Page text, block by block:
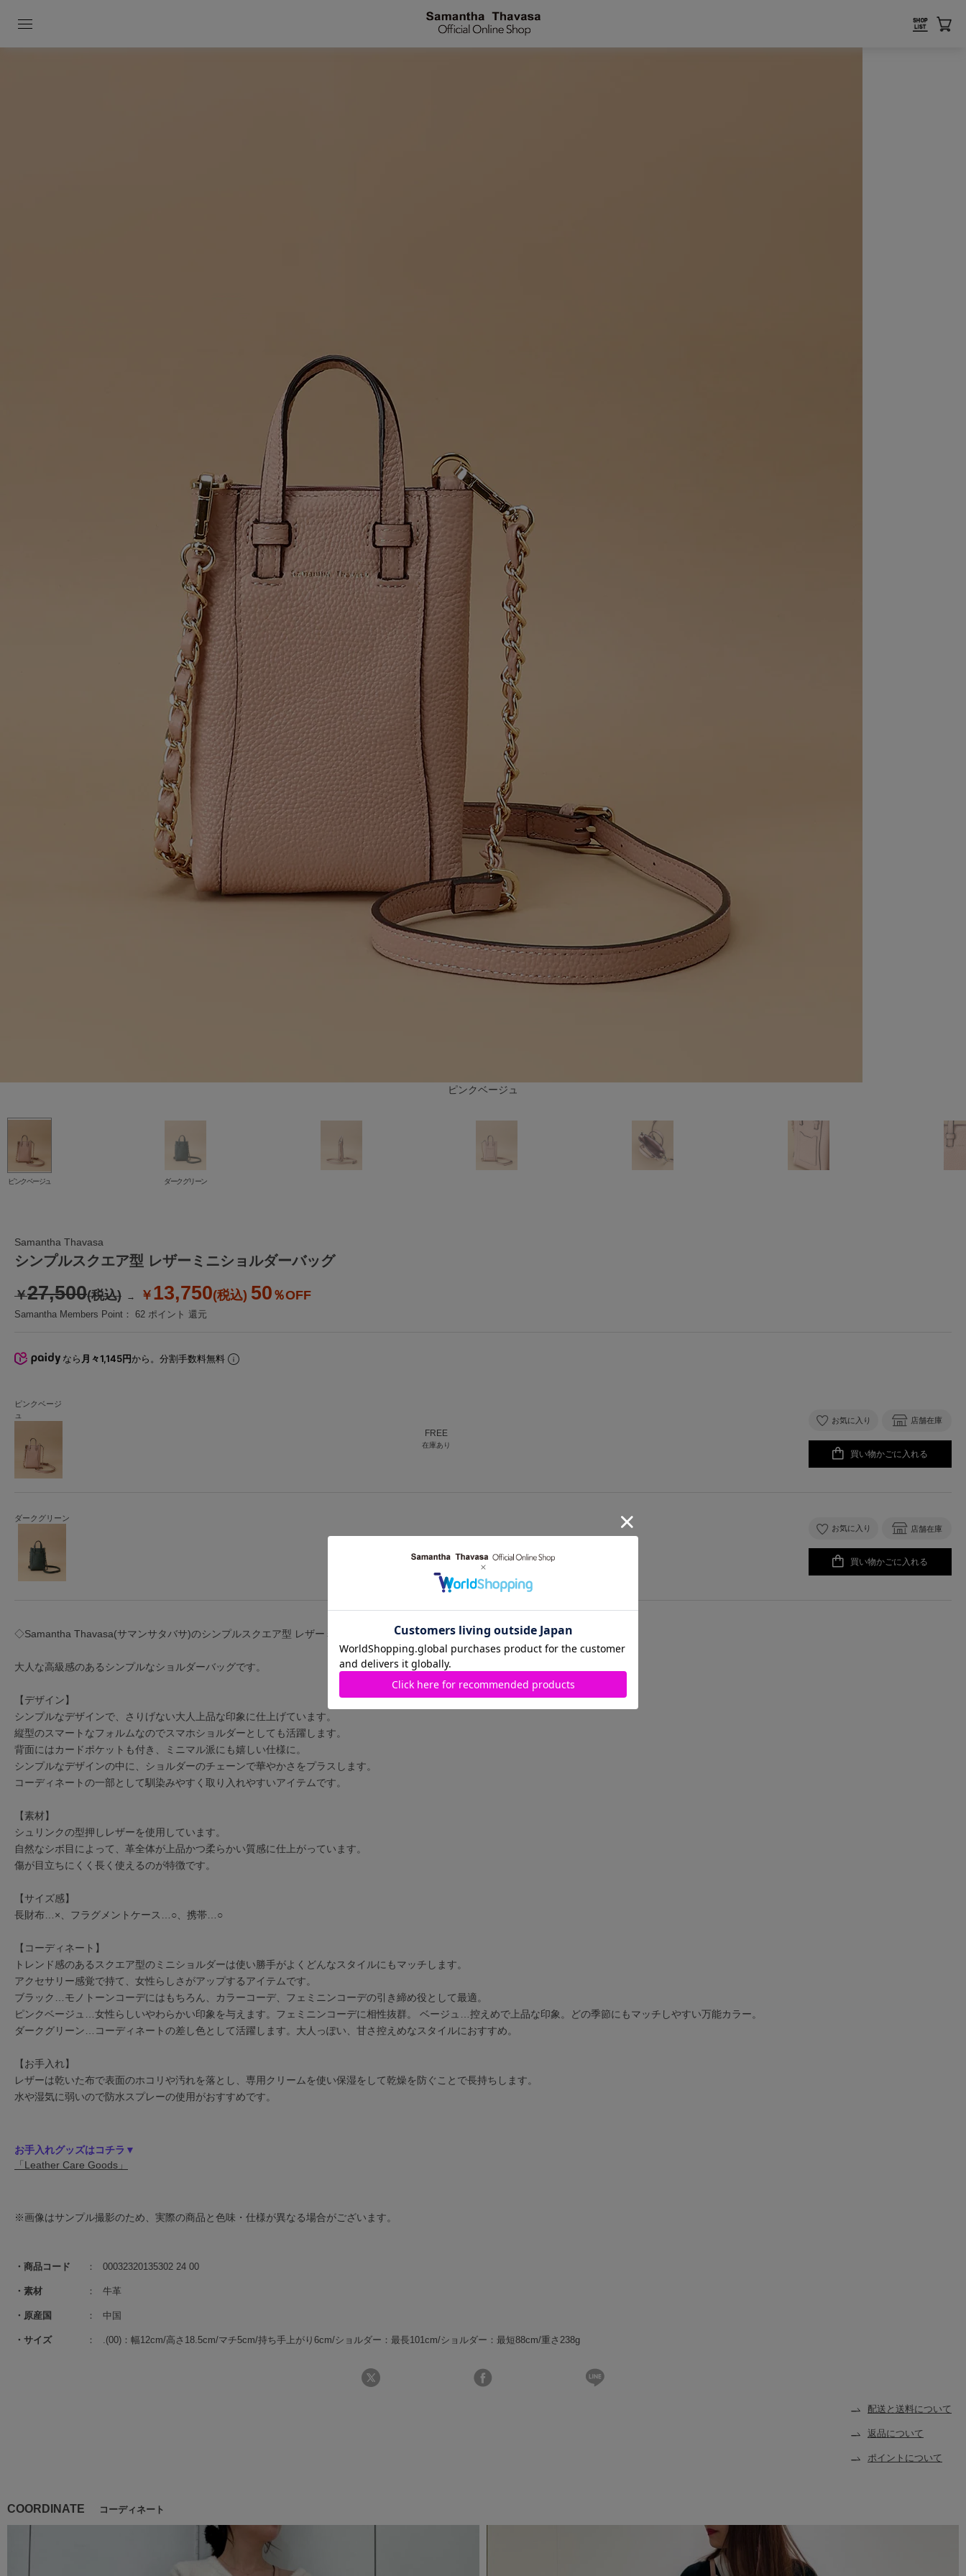
ピンクベージュ
ダークグリーン
ピンクベージュ ダークグリーン
Samantha Thavasa
シンプルスクエア型 レザーミニショルダーバッグ
￥27,500(税込) ￥ 13,750(税込) 50 ％OFF
商品コード 00032320135302 24 00
Samantha Members Point： 62 ポイント 還元
素材 牛革
原産国 中国
サイズ .(00)：幅12cm/高さ18.5cm/マチ5cm/持ち手上がり6cm/ショルダー：最長101cm/ショルダー：最短88cm/重さ238g
なら 月々1,145円から。分割手数料無料
ピンクベージ
ュ
FREE
在庫あり
お気に入り 店舗在庫
買い物かごに入れる
ダークグリーン
在庫あり
お気に入り 店舗在庫
買い物かごに入れる
配送と送料について
返品について
ポイントについて
COORDINATE コーディネート
◇Samantha Thavasa(サマンサタバサ)のシンプルスクエア型 レザーミニショルダーバッグ
大人な高級感のあるシンプルなショルダーバッグです。
【デザイン】
シンプルなデザインで、さりげない大人上品な印象に仕上げています。
縦型のスマートなフォルムなのでスマホショルダーとしても活躍します。
背面にはカードポケットも付き、ミニマル派にも嬉しい仕様に。
シンプルなデザインの中に、ショルダーのチェーンで華やかさをプラスします。
コーディネートの一部として馴染みやすく取り入れやすいアイテムです。
【素材】
シュリンクの型押しレザーを使用しています。
自然なシボ目によって、革全体が上品かつ柔らかい質感に仕上がっています。
傷が目立ちにくく長く使えるのが特徴です。
【サイズ感】
長財布…×、フラグメントケース…○、携帯…○
【コーディネート】
トレンド感のあるスクエア型のミニショルダーは使い勝手がよくどんなスタイルにもマッチします。
アクセサリー感覚で持て、女性らしさがアップするアイテムです。
ブラック…モノトーンコーデにはもちろん、カラーコーデ、フェミニンコーデの引き締め役として最適。
ピンクベージュ…女性らしいやわらかい印象を与えます。フェミニンコーデに相性抜群。 ベージュ…控えめで上品な印象。どの季節にもマッチしやすい万能カラー。
ダークグリーン…コーディネートの差し色として活躍します。大人っぽい、甘さ控えめなスタイルにおすすめ。
【お手入れ】
レザーは乾いた布で表面のホコリや汚れを落とし、専用クリームを使い保湿をして乾燥を防ぐことで長持ちします。
水や湿気に弱いので防水スプレーの使用がおすすめです。
お手入れグッズはコチラ▼
「Leather Care Goods」
※画像はサンプル撮影のため、実際の商品と色味・仕様が異なる場合がございます。